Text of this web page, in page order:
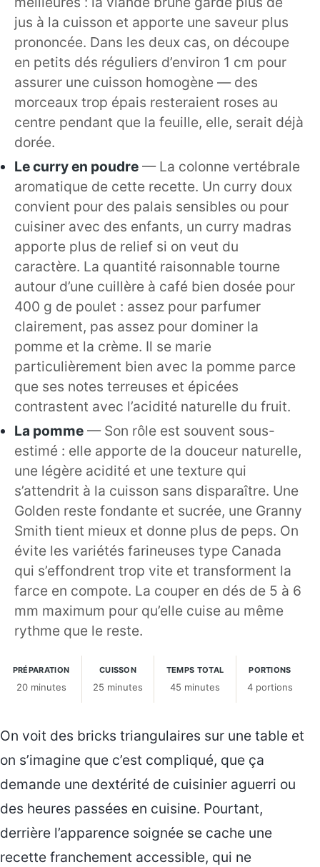
jus à la cuisson et apporte une saveur plus
prononcée. Dans les deux cas, on découpe
en petits dés réguliers d’environ 1 cm pour
assurer une cuisson homogène — des
morceaux trop épais resteraient roses au
centre pendant que la feuille, elle, serait déjà
dorée.
Le curry en poudre — La colonne vertébrale
aromatique de cette recette. Un curry doux
convient pour des palais sensibles ou pour
cuisiner avec des enfants, un curry madras
apporte plus de relief si on veut du
caractère. La quantité raisonnable tourne
autour d’une cuillère à café bien dosée pour
400 g de poulet : assez pour parfumer
clairement, pas assez pour dominer la
pomme et la crème. Il se marie
particulièrement bien avec la pomme parce
que ses notes terreuses et épicées
contrastent avec l’acidité naturelle du fruit.
La pomme — Son rôle est souvent sous-
estimé : elle apporte de la douceur naturelle,
une légère acidité et une texture qui
s’attendrit à la cuisson sans disparaître. Une
Golden reste fondante et sucrée, une Granny
Smith tient mieux et donne plus de peps. On
évite les variétés farineuses type Canada
qui s’effondrent trop vite et transforment la
farce en compote. La couper en dés de 5 à 6
mm maximum pour qu’elle cuise au même
rythme que le reste.
PRÉPARATION
20 minutes
CUISSON
25 minutes
TEMPS TOTAL
45 minutes
PORTIONS
4 portions
On voit des bricks triangulaires sur une table et
on s’imagine que c’est compliqué, que ça
demande une dextérité de cuisinier aguerri ou
des heures passées en cuisine. Pourtant,
derrière l’apparence soignée se cache une
recette franchement accessible, qui ne